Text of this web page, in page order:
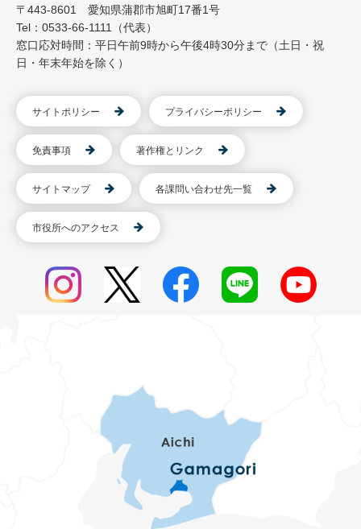
〒443-8601 愛知県蒲郡市旭町17番1号
Tel：0533-66-1111（代表）
窓口応対時間：平日午前9時から午後4時30分まで（土日・祝
日・年末年始を除く）
サイトポリシー プライバシーポリシー
免責事項 著作権とリンク
サイトマップ 各課問い合わせ先一覧
市役所へのアクセス